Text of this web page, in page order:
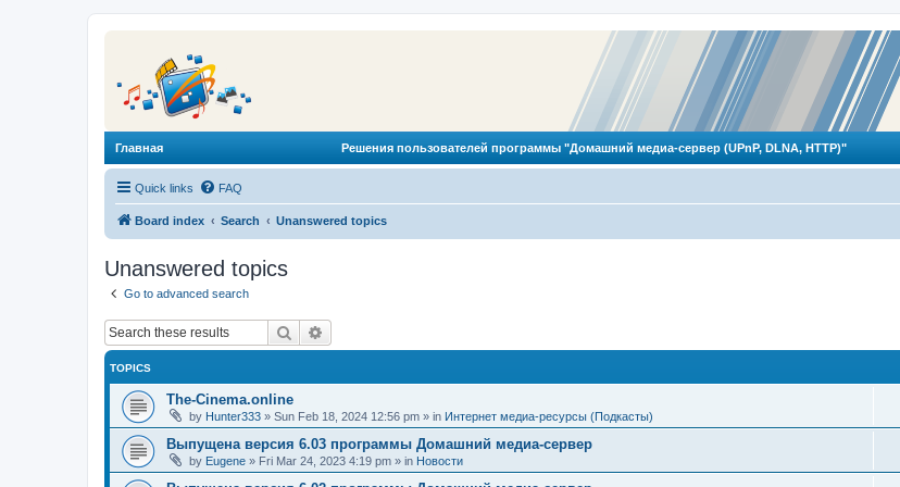
Главная Решения пользователей программы "Домашний медиа-сервер (UPnP, DLNA, HTTP)"
Quick links FAQ
Board index Search Unanswered topics
Unanswered topics
Go to advanced search
Search
TOPICS
The-Cinema.online
by Hunter333 » Sun Feb 18, 2024 12:56 pm » in Интернет медиа-ресурсы (Подкасты)
Выпущена версия 6.03 программы Домашний медиа-сервер
by Eugene » Fri Mar 24, 2023 4:19 pm » in Новости